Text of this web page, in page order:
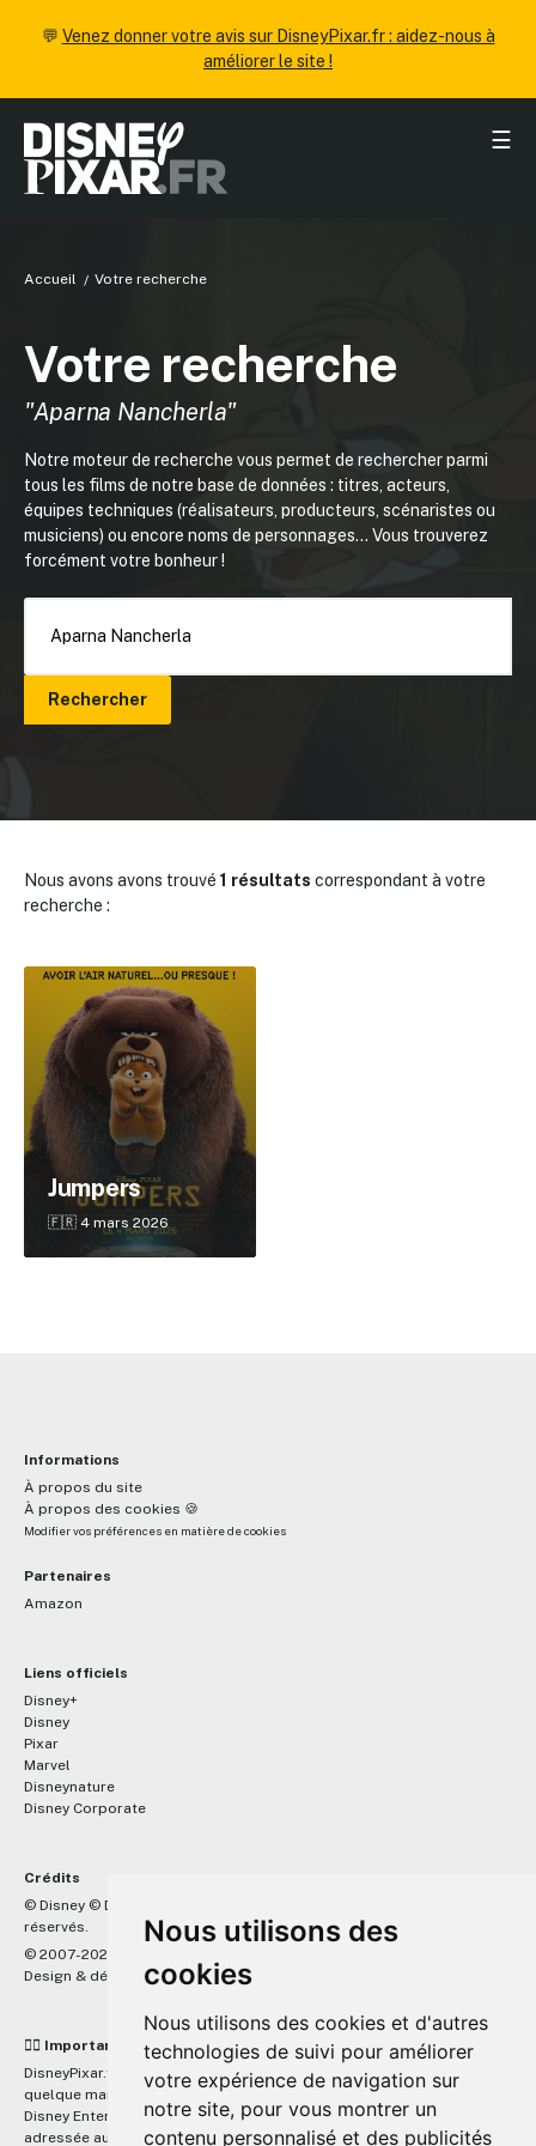
Nous utilisons des
cookies
Nous utilisons des cookies et d'autres
technologies de suivi pour améliorer
votre expérience de navigation sur
notre site, pour vous montrer un
contenu personnalisé et des publicités
💬 Venez donner votre avis sur DisneyPixar.fr : aidez-nous à
améliorer le site !
☰
Accueil Votre recherche
Votre recherche
"Aparna Nancherla"
Notre moteur de recherche vous permet de rechercher parmi
tous les films de notre base de données : titres, acteurs,
équipes techniques (réalisateurs, producteurs, scénaristes ou
musiciens) ou encore noms de personnages... Vous trouverez
forcément votre bonheur !
Rechercher
Nous avons avons trouvé 1 résultats correspondant à votre
recherche :
Jumpers
🇫🇷 4 mars 2026
Informations
À propos du site
À propos des cookies 🍪
Modifier vos préférences en matière de cookies
Partenaires
Amazon
Liens officiels
Disney+
Disney
Pixar
Marvel
Disneynature
Disney Corporate
Crédits
© Disney © Disney/Pixar © &
réservés.
© 2007-2026 DisneyPixar.fr
Design & développement : MonsieurPaul
☝🏼 Important
DisneyPixar.fr est un site indépendant et n'est en aucun cas lié de
quelque manière que ce soit avec The Walt Disney Company, Pixar,
Disney Enterprises, Inc ou leurs dérivés ou associés. Toute demande
adressée aux studios Disney ou Pixar sera ignorée. Merci de votre
✕